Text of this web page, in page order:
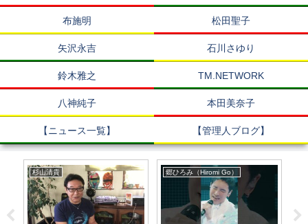
布施明 松田聖子
矢沢永吉 石川さゆり
鈴木雅之 TM.NETWORK
八神純子 本田美奈子
【ニュース一覧】 【管理人ブログ】
杉山清貴 郷ひろみ（Hiromi Go）